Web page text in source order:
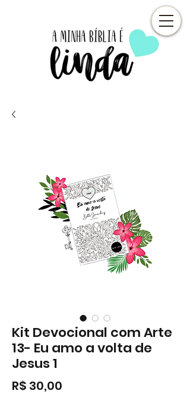
Kit Devocional com Arte
13- Eu amo a volta de
Jesus 1
R$ 30,00